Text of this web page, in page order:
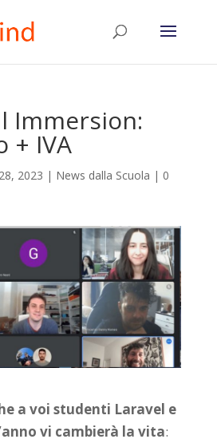
Immersion:
+ IVA
2023 | News dalla Scuola | 0
a voi studenti Laravel e
vi cambierà la vita: